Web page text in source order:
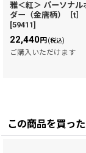
雅＜紅＞ パーソナル
ダー（金唐柄）［t］
[59411]
22,440円 (税込)
ご購入いただけます
この商品を買っ